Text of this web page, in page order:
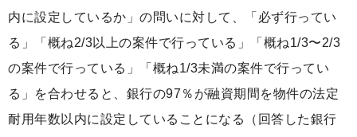
内に設定しているか」の問いに対して、「必ず行ってい
る」「概ね2/3以上の案件で行っている」「概ね1/3〜2/3
の案件で行っている」「概ね1/3未満の案件で行ってい
る」を合わせると、銀行の97％が融資期間を物件の法定
耐用年数以内に設定していることになる（回答した銀行